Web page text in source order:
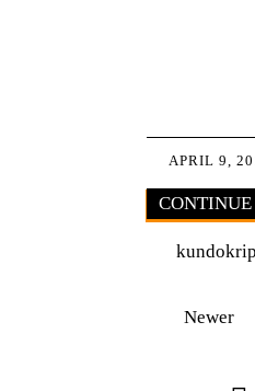
APRIL 9,
Newer